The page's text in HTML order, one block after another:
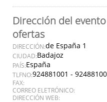
Dirección del
ofertas
DIRECCIÓN:de España 1
CIUDAD:Badajoz
PAÍS:España
TLFNO:924881001 -
FAX:
CORREO ELETRÓNICO:
DIRECCIÓN WEB: